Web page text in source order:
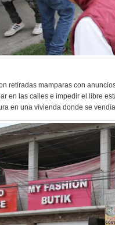
retiradas mamparas con
en las calles e impedir el libre
en una vivienda donde se